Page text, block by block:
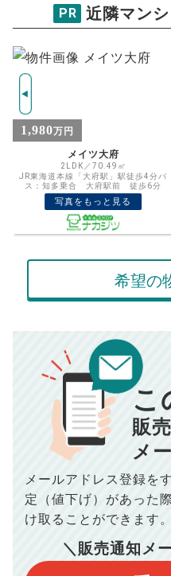
物件価格
ご希望の
住宅ローン
ボーナス
返済金額
返済シミュレ
毎月の支払額
年間の支払額
総支払額
【注意事項】
このシミュレーターは元利
このシミュレーターは、四
このシミュレーターはお借り
マンション中央
資金計画のため
格を入力して活
売却価格
計
00万円
■仲介手数料／00万円
■売買契約書印紙／ 0万円
■抵当権抹消費用／0万円
※購入価格よりも売却価格が
場合がございます。詳しく
ださい。
※シミュレーター結果はあく
保証するものではございま
※上記売却費用には、住所変
宅ローンの一括繰上返済の
で予めご了承ください。
※仲介手数料は宅地建物取引
おります。（物件価格×3%
PR 近隣マン
1,980万円
メイツ大府
2LDK／70.49㎡
JR東海道本線「大府」駅徒歩4分
写真をもっと見る
希望の
こ
販
メ
メールアドレス登録を
定（値下げ）があった
け取ることができます。
＼販売通知メ